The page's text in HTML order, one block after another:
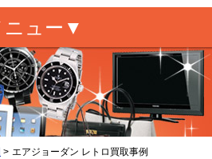
> エアジョーダン レトロ買取事例